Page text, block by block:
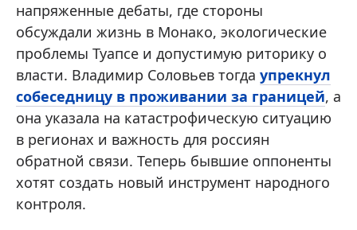
напряженные дебаты, где стороны
обсуждали жизнь в Монако, экологические
проблемы Туапсе и допустимую риторику о
власти. Владимир Соловьев тогда упрекнул
собеседницу в проживании за границей, а
она указала на катастрофическую ситуацию
в регионах и важность для россиян
обратной связи. Теперь бывшие оппоненты
хотят создать новый инструмент народного
контроля.